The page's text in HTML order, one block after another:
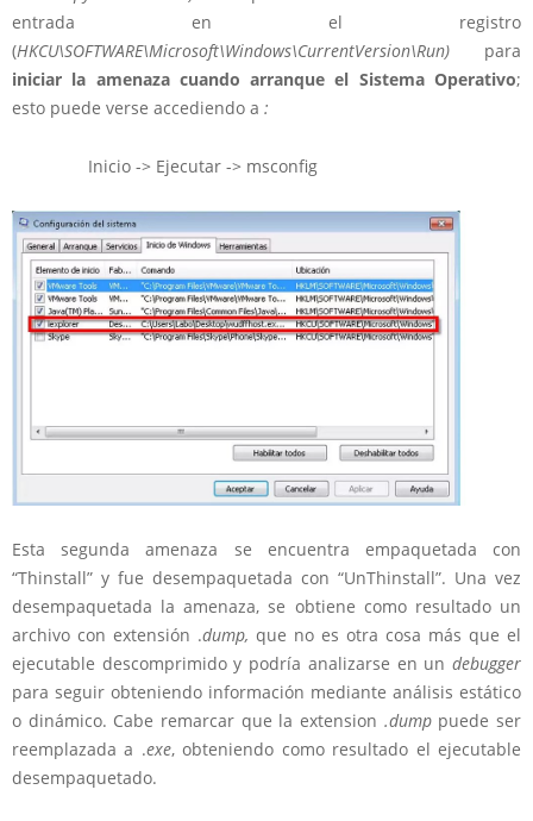
entrada en el registro
(HKCU\SOFTWARE\Microsoft\Windows\CurrentVersion\Run) para
iniciar la amenaza cuando arranque el Sistema Operativo;
esto puede verse accediendo a :
Inicio -> Ejecutar -> msconfig
Esta segunda amenaza se encuentra empaquetada con
“Thinstall” y fue desempaquetada con “UnThinstall”. Una vez
desempaquetada la amenaza, se obtiene como resultado un
archivo con extensión .dump, que no es otra cosa más que el
ejecutable descomprimido y podría analizarse en un debugger
para seguir obteniendo información mediante análisis estático
o dinámico. Cabe remarcar que la extension .dumppuede ser
reemplazada a .exe, obteniendo como resultado el ejecutable
desempaquetado.